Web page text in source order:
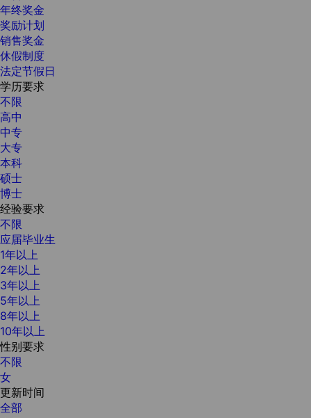
年终奖金
奖励计划
销售奖金
休假制度
法定节假日
学历要求
不限
高中
中专
大专
本科
硕士
博士
经验要求
不限
应届毕业生
1年以上
2年以上
3年以上
5年以上
8年以上
10年以上
性别要求
不限
女
更新时间
全部